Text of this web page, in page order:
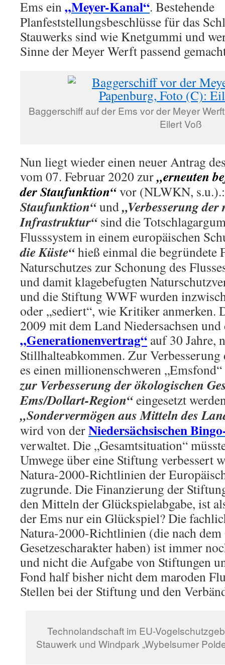
Ems ein„Meyer-Kanal“. Bestehende
Planfeststellungsbeschlüsse für das
Stauwerks sind wie Knetgummi und
Sinne der Meyer Werft passend
Baggerschiff auf der Ems vor der Meyer
Eilert Voß
Nun liegt wieder einen neuer Antrag
vom 07. Februar 2020 zur„erneuten
der Staufunktion“vor (NLWKN,
Staufunktion“und„Verbesserung
Infrastruktur“ sind die
Flusssystem in einem europäischen
die Küste“hieß einmal die begründete
Naturschutzes zur Schonung des
und damit klagebefugten
und die Stiftung WWF wurden
oder „sediert“, wie Kritiker anmerken.
2009 mit dem Land Niedersachsen
„Generationenvertrag“ auf 30 Jahre,
Stillhalteabkommen. Zur
es einen millionenschweren „Emsfond“
zur Verbesserung der ökologischen
Ems/Dollart-Region“eingesetzt
„Sondervermögen aus Mitteln des
wird von derNiedersächsischen
verwaltet. Die „Gesamtsituation“
Umwege über eine Stiftung verbessert
Natura-2000-Richtlinien der
zugrunde. Die Finanzierung der
den Mitteln der Glückspielabgabe, ist
der Ems nur ein Glückspiel? Die
Natura-2000-Richtlinien (die nach dem
Gesetzescharakter haben) ist immer
und nicht die Aufgabe von Stiftungen
Fond half bisher nicht dem maroden
Stellen bei der Stiftung und den
Technolandschaft im EU-
Stauwerk und Windpark „Wybelsumer